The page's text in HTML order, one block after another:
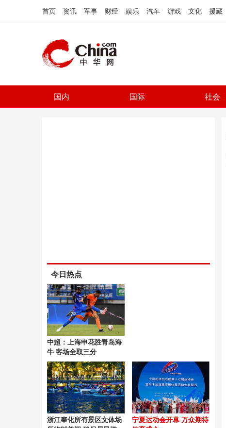
首页 资讯 军事 财经 娱乐 汽车 游戏 文化 援藏
国内 国际 社会
今日热点
中超：上海申花胜青岛海
牛 客场全取三分
浙江奉化所有景区文体场
宁夏运动会开幕 万众期待